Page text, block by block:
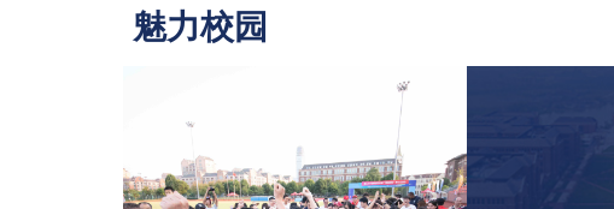
魅力校园